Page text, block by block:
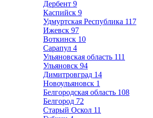
Дербент 9
Каспийск 9
Удмуртская Республика 117
Ижевск 97
Воткинск 10
Сарапул 4
Ульяновская область 111
Ульяновск 94
Димитровград 14
Новоульяновск 1
Белгородская область 108
Белгород 72
Старый Оскол 11